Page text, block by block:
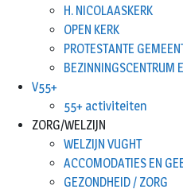
H. NICOLAASKERK
OPEN KERK
PROTESTANTE
BEZINNINGSCENTRUM
V55+
55+ activiteiten
ZORG/WELZIJN
WELZIJN VUGHT
ACCOMODATIES EN
GEZONDHEID / ZORG